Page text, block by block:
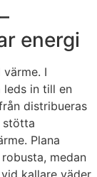
energi
I
leds in till en
distribueras
stötta
Plana
medan